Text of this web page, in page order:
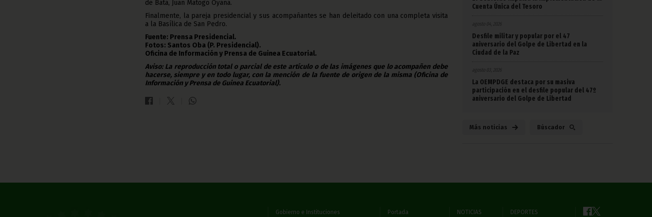
de Bata, Juan Matogo Oyana.
Finalmente, la pareja presidencial y sus acompañantes se han deleitado con una completa visita
a la Basílica de San Pedro.
Fuente: Prensa Presidencial.
Fotos: Santos Oba (P. Presidencial).
Oficina de Información y Prensa de Guinea Ecuatorial.
Aviso: La reproducción total o parcial de este artículo o de las imágenes que lo acompañen debe
hacerse, siempre y en todo lugar, con la mención de la fuente de origen de la misma (Oficina de
Información y Prensa de Guinea Ecuatorial).
Cuenta Única del Tesoro
agosto 04, 2026
Desfile militar y popular por el 47
aniversario del Golpe de Libertad en la
Ciudad de la Paz
agosto 03, 2026
La OEMPDGE destaca por su masiva
participación en el desfile popular del 47º
aniversario del Golpe de Libertad
Más noticias Búscador
Gobierno e Instituciones Portada NOTICIAS DEPORTES